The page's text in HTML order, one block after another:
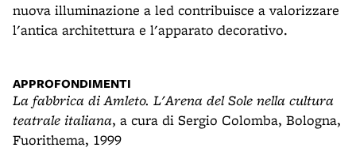
nuova illuminazione a led contribuisce a valorizzare
l'antica architettura e l'apparato decorativo.
APPROFONDIMENTI
La fabbrica di Amleto. L'Arena del Sole nella cultura
teatrale italiana, a cura di Sergio Colomba, Bologna,
Fuorithema, 1999